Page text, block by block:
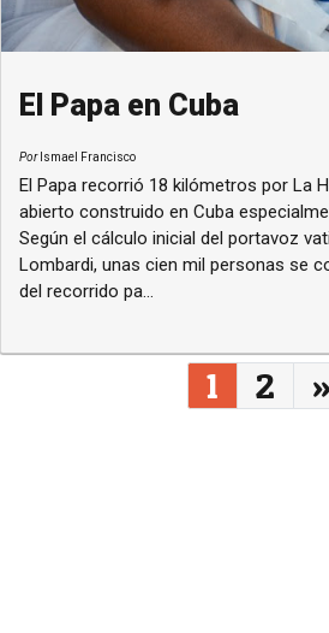
El Papa en Cuba
PorIsmael Francisco
El Papa recorrió 18 kilómetros por La
abierto construido en Cuba
Según el cálculo inicial del portavoz
Lombardi, unas cien mil personas se
del recorrido pa...
Navegação entre posts
1 2